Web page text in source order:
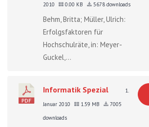
2010
0.00 KB 5678 downloads
Behm, Britta; Müller, Ulrich:
Erfolgsfaktoren für
Hochschulräte, in: Meyer-
Guckel,...
Informatik Spezial
1.
Januar 2010
1.59 MB
7005
downloads